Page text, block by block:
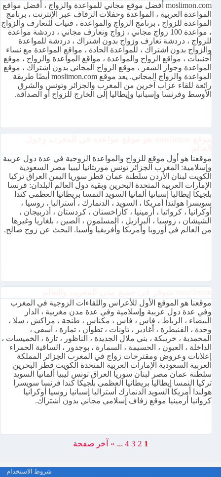
moslimon.com أفضل موقع مجاني للمواعدة والزواج ، أفضل مواقع
المواعدة العربية ، المواعدة وحفلات الزفاف عبر الإنترنت ، برنامج
المواعدة للزواج ، برنامج الزواج والمواعدة ، فتيات للتعارف والزواج
، مواعدة 100 زواج مجاني ، زواج وتعارف مجاني ، دردشة مواعدة
للزواج ، دردشة تعارف وزواج بدون اشتراك ، دردشة للمواعدة
والزواج بدون اشتراك ، للمواعدة الجادة ، مواقع المواعدة مع نساء
أجنبيات ، مواقع الزواج والمواعدة ، مواقع المواعدة والزواج ، موقع
المواعدة وجواز السفر ، موقع الزواج المجاني بدون اشتراك ، موقع
المواعدة والزواج المجاني. يعد موقع moslimon.com أيضًا طريقة
رائعة للقاء عزاب آخرين من المغرب والجزائر وتونس والشرق
الأوسط وفرنسا وإسبانيا وإيطاليا إلى الخارج للزواج أو الصداقة.
موقعنا هو أول موقع للزواج والمواعدة الزوجية في عدة دول عربية
وإسلامية: المغرب الجزائر تونس موريتانيا ليبيا مصر السعودية
الكويت لبنان الأردن سلطنة عمان قطر سوريا اليمن العراق تركيا
الإمارات العربية المتحدة البحرين وبقية دول العالم البلدان: فرنسا
بلجيكا إيطاليا إسبانيا ألمانيا السويد النمسا بريطانيا العظمى كندا
سويسرا هولندا أمريكا ، السويد ، الدنمارك ، أستراليا ، روسيا ،
أوكرانيا ، كرواتيا ، أرمينيا ، كازاخستان ، كردستان ، أذربيجان ،
الشيشان ، روسيا ، البرازيل ، المسلمون ، الصين ، بلغاريا وغيرها
من العالم في أوروبا وأمريكا وأفريقيا وآسيا. البحث عن زوج صالح.
موقعنا هو الموقع الأول للأعراس واللقاءات الزوجية في المغرب
وفي عدة دول عربية وإسلامية وفي عدة مدن مغربية ، الدار
البيضاء ، الرباط ، فاس ، فاس ، مكناس ، طنجة ، مراكش ، سلا ،
وجدة ، القنيطرة ، أغادير ، تاونات ، تطوان ، تمارة ، آسفي ،
المحمدية ، خريبكة ، بني ملال الجديدة ، الناظور ، تازة ، الخميسات ،
الداخلة ، العيون ، الحسيمة ، السمارة ، بوجدور ، الساقية الحمراء
إعلانات وعروض ومقترحات زواج في المغرب الجزائر المملكة
العربية السعودية الإمارات العربية المتحدة الكويت قطر البحرين
سلطنة عمان مصر لبنان سوريا العراق تونس ليبيا ألمانيا السويد
تركيا النمسا إيطاليا بريطانيا العظمى بلجيكا كندا فرنسا سويسرا
هولندا أمريكا السويد الدنمارك أستراليا إسبانيا روسيا أوكرانيا
كرواتيا أرمينيا موقع زفاف إسلامي مجاني بدون اشتراك.
1
2
3
4
...
» آخر صفحة
شروط الاستخدام